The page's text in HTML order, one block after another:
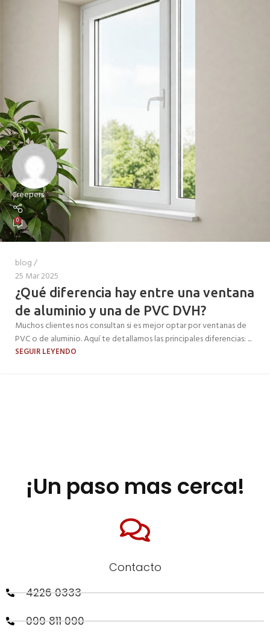
Creepers
0
blog
25 Mar 2025
¿Qué diferencia hay entre una ventana
de aluminio y una de PVC DVH?
Muchos clientes nos consultan si es mejor optar por ventanas de
PVC o de aluminio. Aquí te detallamos las principales diferencias: ...
SEGUIR LEYENDO
¡Un paso mas cerca!
Contacto
4226 0333
099 811 090